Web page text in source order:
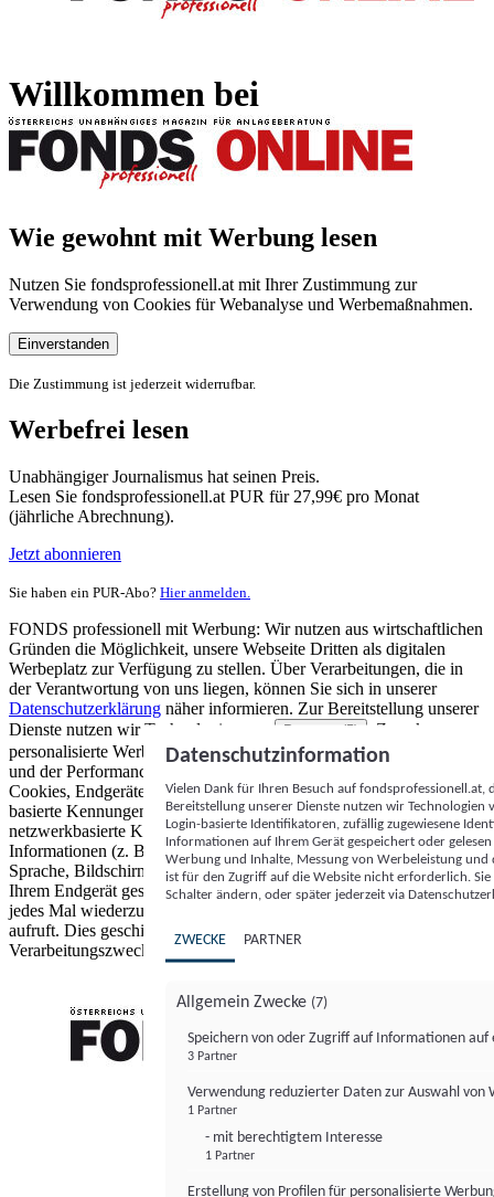
Willkommen bei
Wie gewohnt mit Werbung lesen
Nutzen Sie fondsprofessionell.at mit Ihrer Zustimmung zur
Verwendung von Cookies für Webanalyse und Werbemaßnahmen.
Einverstanden
Die Zustimmung ist jederzeit widerrufbar.
Werbefrei lesen
Unabhängiger Journalismus hat seinen Preis.
Lesen Sie fondsprofessionell.at PUR für 27,99€ pro Monat
(jährliche Abrechnung).
Jetzt abonnieren
Sie haben ein PUR-Abo? Hier anmelden.
FONDS professionell mit Werbung: Wir nutzen aus wirtschaftlichen
Gründen die Möglichkeit, unsere Webseite Dritten als digitalen
Werbeplatz zur Verfügung zu stellen. Über Verarbeitungen, die in
der Verantwortung von uns liegen, können Sie sich in unserer
Datenschutzerklärung näher informieren. Zur Bereitstellung unserer
Dienste nutzen wir Technologien von
Partnern (5)
. Zwecke:
personalisierte Werbung und Inhalte, Messung von Werbeleistung
und der Performance von Inhalten sowie Zielgruppenforschung.
Cookies, Endgeräte- oder ähnliche Online-Kennungen (z. B. login-
basierte Kennungen, zufällig generierte Kennungen,
netzwerkbasierte Kennungen) können zusammen mit anderen
Informationen (z. B. Browsertyp und Browserinformationen,
Sprache, Bildschirmgröße, unterstützte Technologien usw.) auf
Ihrem Endgerät gespeichert oder von dort ausgelesen werden, um es
jedes Mal wiederzuerkennen, wenn es eine App oder einer Webseite
aufruft. Dies geschieht für einen oder mehrere der hier aufgeführten
Verarbeitungszwecke.
Datenschutzinformation
Vielen Dank für Ihren Besuch auf
Bereitstellung unserer Dienste nutzen wir Technologien
Login-basierte Identifikatoren, zufällig zugewiesene
Informationen auf Ihrem Gerät gespeichert oder
Werbung und Inhalte, Messung von Werbeleistung
ist für den Zugriff auf die Website nicht erforderlich.
Schalter ändern, oder später jederzeit via
ZWECKE PARTNER
Allgemein Zwecke (7)
Speichern von oder Zugriff auf Informationen auf
3 Partner
Verwendung reduzierter Daten zur Auswahl von
1 Partner
- mit berechtigtem Interesse
1 Partner
Erstellung von Profilen für personalisierte
FONDS professionell